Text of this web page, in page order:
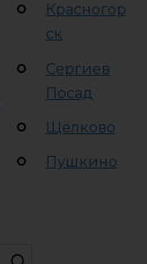
Красногор
ск
Сергиев
Посад
Щёлково
Пушкино